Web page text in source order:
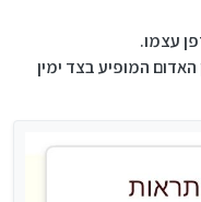
עצמו.
המופיע בצד ימין